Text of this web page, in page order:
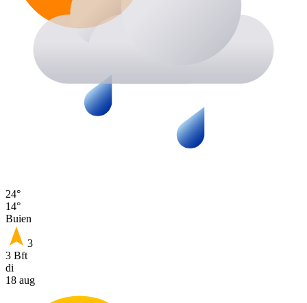
24°
14°
Buien
3
3 Bft
di
18 aug